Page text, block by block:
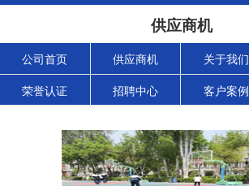
供应商机
公司首页 供应商机 关于我们
荣誉认证 招聘中心 客户案例